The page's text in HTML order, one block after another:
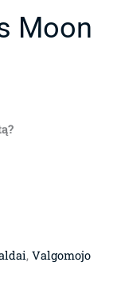
Moon
, Valgomojo